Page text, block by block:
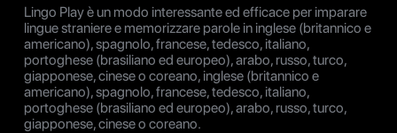
Lingo Play è un modo interessante ed efficace per imparare
lingue straniere e memorizzare parole in inglese (britannico e
americano), spagnolo, francese, tedesco, italiano,
portoghese (brasiliano ed europeo), arabo, russo, turco,
giapponese, cinese o coreano, inglese (britannico e
americano), spagnolo, francese, tedesco, italiano,
portoghese (brasiliano ed europeo), arabo, russo, turco,
giapponese, cinese o coreano.